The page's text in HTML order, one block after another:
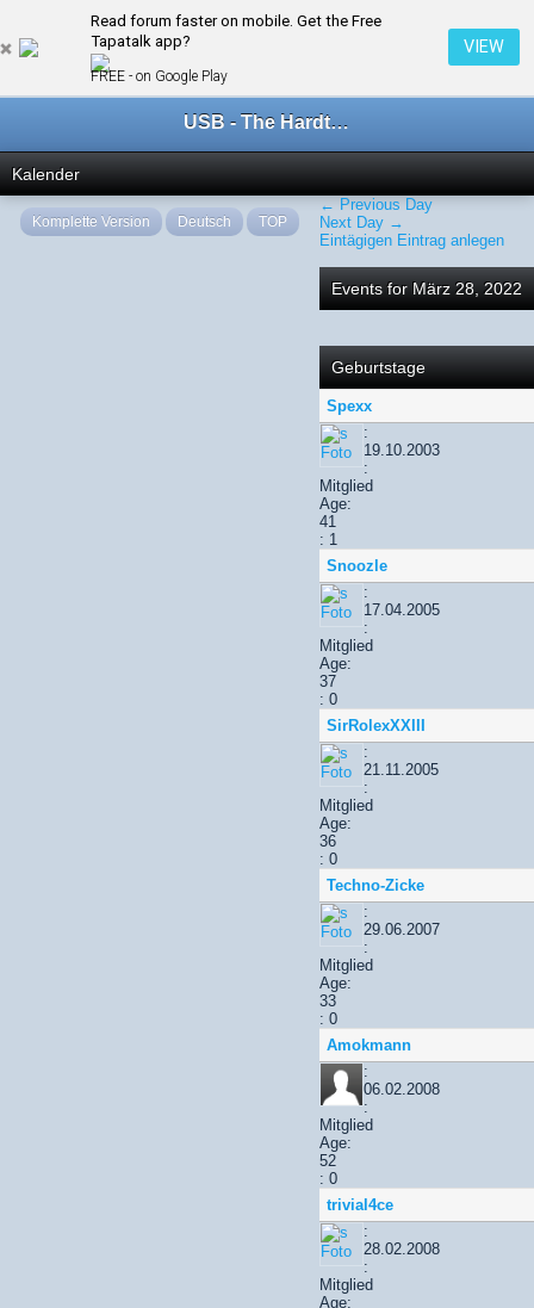
Read forum faster on mobile. Get the Free
Tapatalk app?
FREE - on Google Play
VIEW
← März 2022
USB - The Hardtechno Family
Kalender
← Previous Day
Next Day →
Eintägigen Eintrag anlegen
Events for März 28, 2022
Geburtstage
Spexx
:
19.10.2003
:
Mitglied
Age:
41
: 1
Snoozle
:
17.04.2005
:
Mitglied
Age:
37
: 0
SirRolexXXIII
:
21.11.2005
:
Mitglied
Age:
36
: 0
Techno-Zicke
:
29.06.2007
:
Mitglied
Age:
33
: 0
Amokmann
:
06.02.2008
:
Mitglied
Age:
52
: 0
trivial4ce
:
28.02.2008
:
Mitglied
Age:
Komplette Version Deutsch TOP